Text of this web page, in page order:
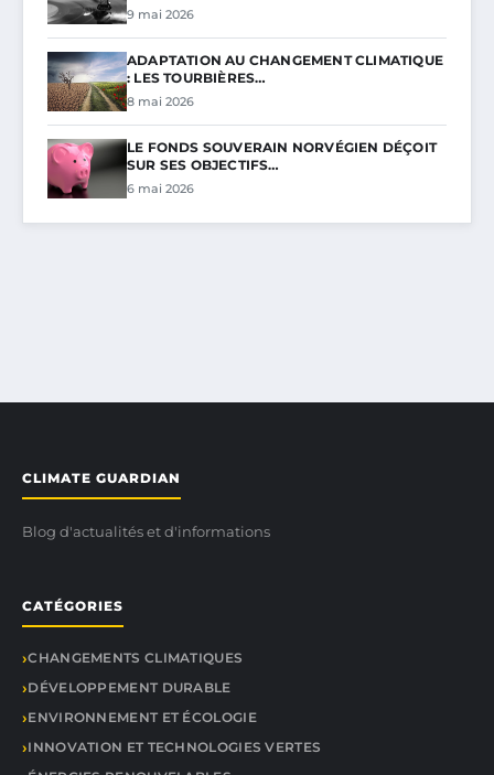
9 mai 2026
ADAPTATION AU CHANGEMENT CLIMATIQUE
: LES TOURBIÈRES…
8 mai 2026
LE FONDS SOUVERAIN NORVÉGIEN DÉÇOIT
SUR SES OBJECTIFS…
6 mai 2026
CLIMATE GUARDIAN
Blog d'actualités et d'informations
CATÉGORIES
CHANGEMENTS CLIMATIQUES
DÉVELOPPEMENT DURABLE
ENVIRONNEMENT ET ÉCOLOGIE
INNOVATION ET TECHNOLOGIES VERTES